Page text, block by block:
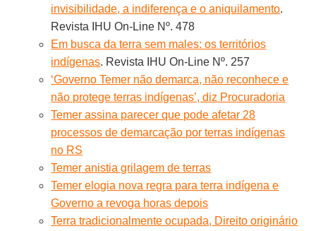
invisibilidade, a indiferença e o aniquilamento.
Revista IHU On-Line Nº. 478
Em busca da terra sem males: os territórios
indígenas. Revista IHU On-Line Nº. 257
‘Governo Temer não demarca, não reconhece e
não protege terras indígenas’, diz Procuradoria
Temer assina parecer que pode afetar 28
processos de demarcação por terras indígenas
no RS
Temer anistia grilagem de terras
Temer elogia nova regra para terra indígena e
Governo a revoga horas depois
Terra tradicionalmente ocupada, Direito originário